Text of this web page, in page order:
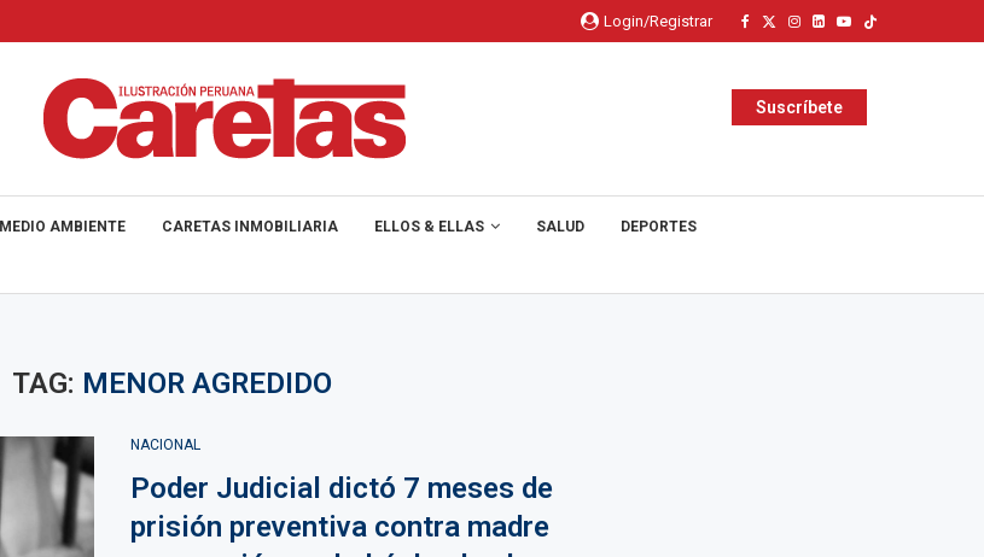
Login/Registrar
Suscríbete
MEDIO AMBIENTE CARETAS INMOBILIARIA ELLOS & ELLAS SALUD DEPORTES
TAG: MENOR AGREDIDO
NACIONAL
Poder Judicial dictó 7 meses de
prisión preventiva contra madre